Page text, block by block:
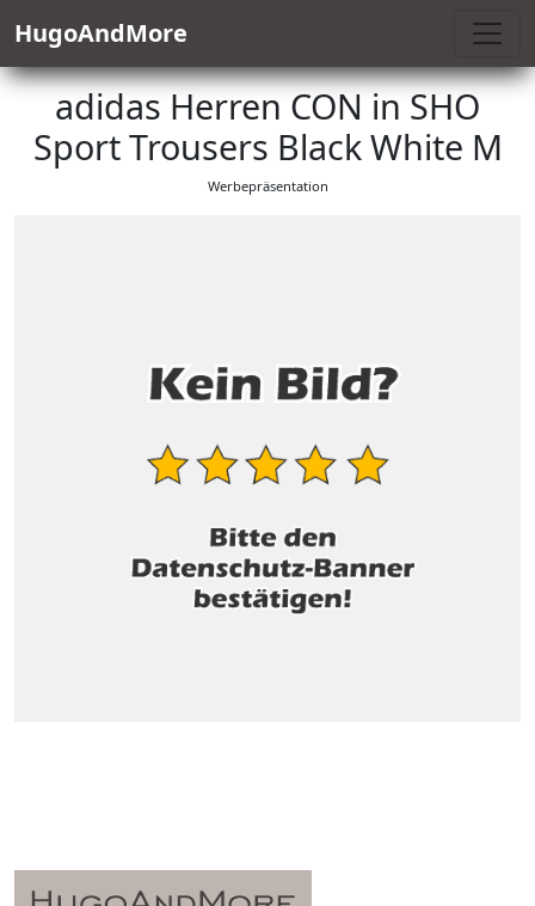
HugoAndMore
adidas Herren CON in SHO
Sport Trousers Black White M
Werbepräsentation